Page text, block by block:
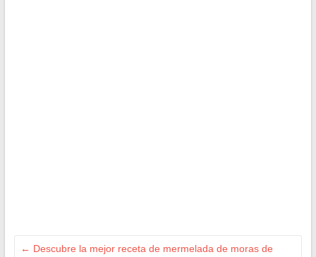
← Descubre la mejor receta de mermelada de moras de